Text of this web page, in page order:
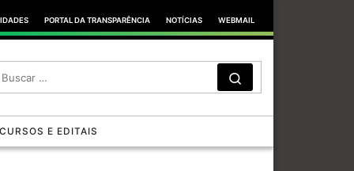
PORTAL DA TRANSPARÊNCIA NOTÍCIAS WEBMAIL
SEARCH
CURSOS E EDITAIS